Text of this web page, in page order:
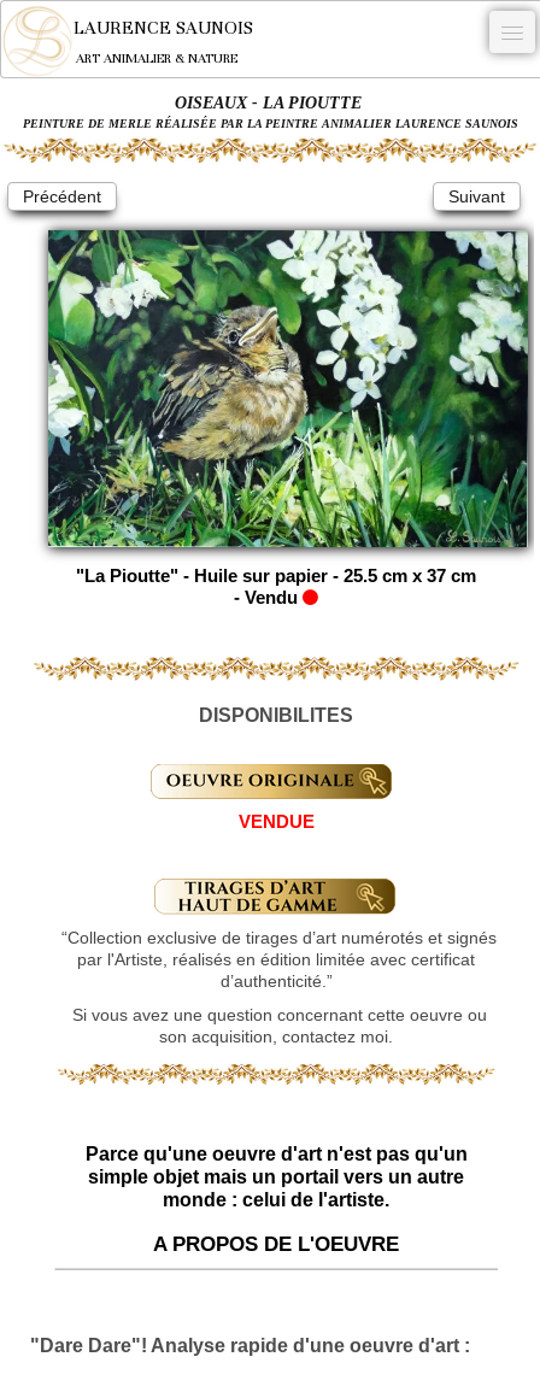
LAURENCE SAUNOIS
ART ANIMALIER & NATURE
-
NYMPHEUS LUMINANSIS.
OEUVRES
BECASSE
COMMANDE
L'ARTISTE.
NEWS
CONTACT
Français
0
OISEAUX - LA PIOUTTE
PEINTURE DE MERLE RÉALISÉE PAR LA PEINTRE ANIMALIER LAURENCE SAUNOIS
Précédent Suivant
"La Pioutte" - Huile sur papier - 25.5 cm x 37 cm
- Vendu
DISPONIBILITES
VENDUE
“Collection exclusive de tirages d’art numérotés et signés
par l'Artiste, réalisés en édition limitée avec certificat
d’authenticité.”
Si vous avez une question concernant cette oeuvre ou
son acquisition, contactez moi.
Parce qu'une oeuvre d'art n'est pas qu'un
simple objet mais un portail vers un autre
monde : celui de l'artiste.
A PROPOS DE L'OEUVRE
"Dare Dare"! Analyse rapide d'une oeuvre d'art :